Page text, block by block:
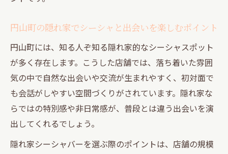
円山町の隠れ家でシーシャと出会いを楽しむポイント
円山町には、知る人ぞ知る隠れ家的なシーシャスポット
が多く存在します。こうした店舗では、落ち着いた雰囲
気の中で自然な出会いや交流が生まれやすく、初対面で
も会話がしやすい空間づくりがされています。隠れ家な
らではの特別感や非日常感が、普段とは違う出会いを演
出してくれるでしょう。
隠れ家シーシャバーを選ぶ際のポイントは、店舗の規模